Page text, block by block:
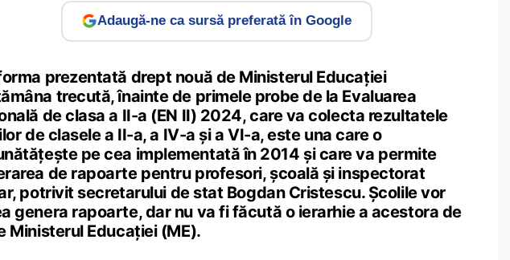
Adaugă-ne ca sursă preferată în Google
prezentată drept nouă de Ministerul Educației
trecută, înainte de primele probe de la Evaluarea
de clasa a II-a (EN II) 2024, care va colecta rezultatele
de clasele a II-a, a IV-a și a VI-a, este una care o
pe cea implementată în 2014 și care va permite
de rapoarte pentru profesori, școală și inspectorat
potrivit secretarului de stat Bogdan Cristescu. Școlile vor
genera rapoarte, dar nu va fi făcută o ierarhie a acestora de
Ministerul Educației (ME).